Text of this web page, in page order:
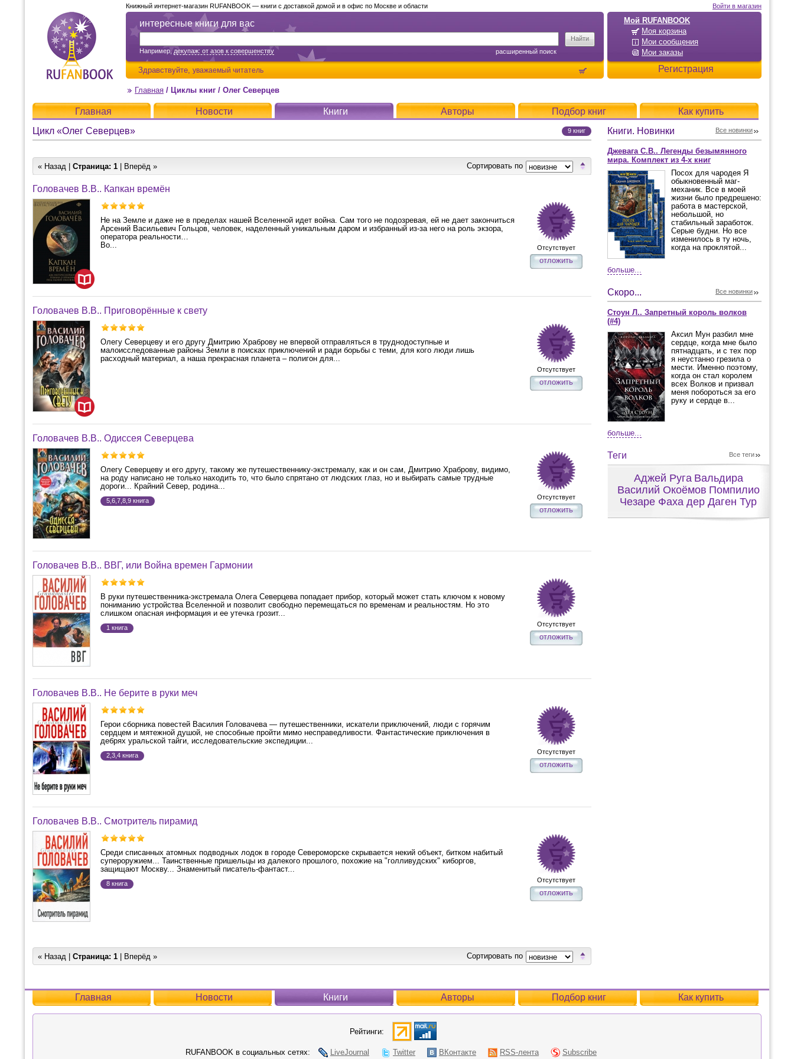
Мой RUFANBOOK
Моя корзина
Мои сообщения
Мои заказы
Регистрация
Войти в магазин
интересные книги для вас
Например,декупаж: от азов к совершенству расширенный поиск
Здравствуйте, уважаемый читатель
Книжный интернет-магазин RUFANBOOK — книги с доставкой домой и в офис по Москве и области
Главная / Циклы книг / Олег Северцев
Главная Новости Книги Авторы Подбор книг
Как купить
Цикл «Олег Северцев»
9 книг
« Назад | Страница: 1 | Вперёд » Сортировать по
Головачев В.В.. Капкан времён
Не на Земле и даже не в пределах нашей Вселенной идет война. Сам того не подозревая, ей не дает закончиться
Арсений Васильевич Гольцов, человек, наделенный уникальным даром и избранный из-за него на роль экзора,
оператора реальности…
Во...
Отсутствует
отложить
Головачев В.В.. Приговорённые к свету
Олегу Северцеву и его другу Дмитрию Храброву не впервой отправляться в труднодоступные и
малоисследованные районы Земли в поисках приключений и ради борьбы с теми, для кого люди лишь
расходный материал, а наша прекрасная планета – полигон для...
Отсутствует
отложить
Головачев В.В.. Одиссея Северцева
Олегу Северцеву и его другу, такому же путешественнику-экстремалу, как и он сам, Дмитрию Храброву, видимо,
на роду написано не только находить то, что было спрятано от людских глаз, но и выбирать самые трудные
дороги... Крайний Север, родина...
5,6,7,8,9 книга Отсутствует
отложить
Головачев В.В.. ВВГ, или Война времен Гармонии
В руки путешественника-экстремала Олега Северцева попадает прибор, который может стать ключом к новому
пониманию устройства Вселенной и позволит свободно перемещаться по временам и реальностям. Но это
слишком опасная информация и ее утечка грозит...
1 книга Отсутствует
отложить
Головачев В.В.. Не берите в руки меч
Герои сборника повестей Василия Головачева — путешественники, искатели приключений, люди с горячим
сердцем и мятежной душой, не способные пройти мимо несправедливости. Фантастические приключения в
дебрях уральской тайги, исследовательские экспедиции...
2,3,4 книга Отсутствует
отложить
Головачев В.В.. Смотритель пирамид
Среди списанных атомных подводных лодок в городе Североморске скрывается некий объект, битком набитый
супероружием... Таинственные пришельцы из далекого прошлого, похожие на "голливудских" киборгов,
защищают Москву... Знаменитый писатель-фантаст...
8 книга Отсутствует
отложить
« Назад | Страница: 1 | Вперёд » Сортировать по
Книги. Новинки Все новинки
Джевага С.В.. Легенды безымянного
мира. Комплект из 4-х книг
Посох для чародея Я
обыкновенный маг-
механик. Все в моей
жизни было предрешено:
работа в мастерской,
небольшой, но
стабильный заработок.
Серые будни. Но все
изменилось в ту ночь,
когда на проклятой...
больше...
Скоро... Все новинки
Стоун Л.. Запретный король волков
(#4)
Аксил Мун разбил мне
сердце, когда мне было
пятнадцать, и с тех пор
я неустанно грезила о
мести. Именно поэтому,
когда он стал королем
всех Волков и призвал
меня побороться за его
руку и сердце в...
больше...
Теги Все теги
Аджей Руга Вальдира
Василий Окоёмов Помпилио
Чезаре Фаха дер Даген Тур
Главная Новости Книги Авторы Подбор книг Как купить
Рейтинги:
RUFANBOOK в социальных сетях: LiveJournal Twitter ВКонтакте RSS-лента Subscribe